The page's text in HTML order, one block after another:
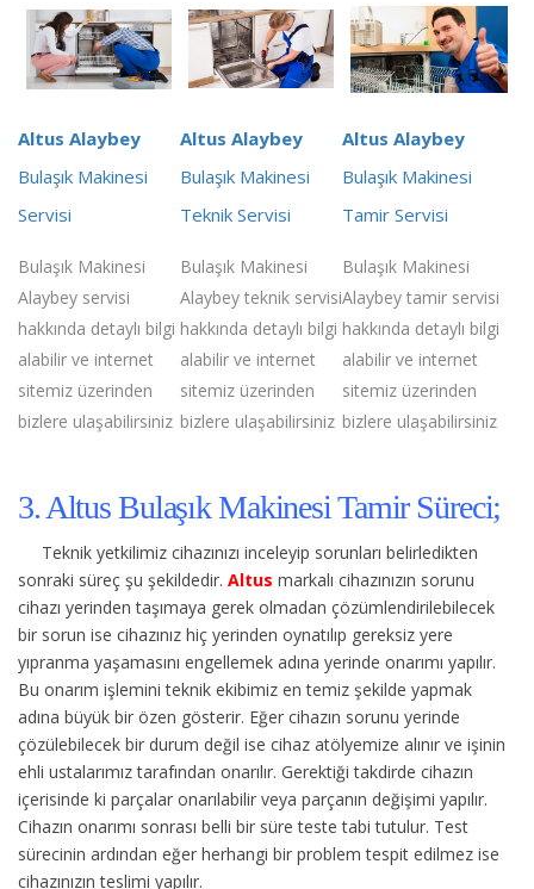
Altus Alaybey
Bulaşık Makinesi
Servisi
Bulaşık Makinesi
Alaybey servisi
hakkında detaylı bilgi
alabilir ve internet
sitemiz üzerinden
bizlere ulaşabilirsiniz
Altus Alaybey
Bulaşık Makinesi
Teknik Servisi
Bulaşık Makinesi
Alaybey teknik servisi
hakkında detaylı bilgi
alabilir ve internet
sitemiz üzerinden
bizlere ulaşabilirsiniz
Altus Alaybey
Bulaşık Makinesi
Tamir Servisi
Bulaşık Makinesi
Alaybey tamir servisi
hakkında detaylı bilgi
alabilir ve internet
sitemiz üzerinden
bizlere ulaşabilirsiniz
3. Altus Bulaşık Makinesi Tamir Süreci;
Teknik yetkilimiz cihazınızı inceleyip sorunları belirledikten
sonraki süreç şu şekildedir. Altus markalı cihazınızın sorunu
cihazı yerinden taşımaya gerek olmadan çözümlendirilebilecek
bir sorun ise cihazınız hiç yerinden oynatılıp gereksiz yere
yıpranma yaşamasını engellemek adına yerinde onarımı yapılır.
Bu onarım işlemini teknik ekibimiz en temiz şekilde yapmak
adına büyük bir özen gösterir. Eğer cihazın sorunu yerinde
çözülebilecek bir durum değil ise cihaz atölyemize alınır ve işinin
ehli ustalarımız tarafından onarılır. Gerektiği takdirde cihazın
içerisinde ki parçalar onarılabilir veya parçanın değişimi yapılır.
Cihazın onarımı sonrası belli bir süre teste tabi tutulur. Test
sürecinin ardından eğer herhangi bir problem tespit edilmez ise
cihazınızın teslimi yapılır.